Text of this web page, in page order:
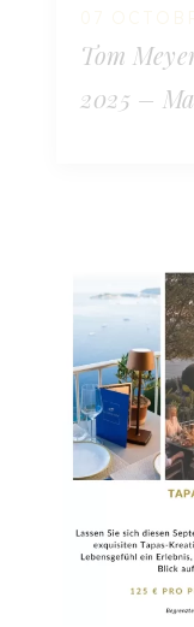
Tom
2025 –
23